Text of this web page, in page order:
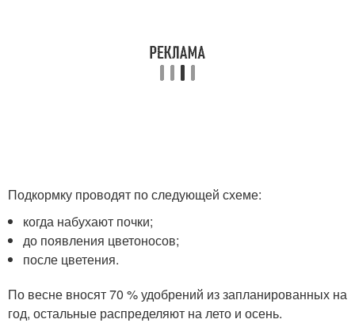
Подкормку проводят по следующей схеме:
когда набухают почки;
до появления цветоносов;
после цветения.
По весне вносят 70 % удобрений из запланированных на
год, остальные распределяют на лето и осень.